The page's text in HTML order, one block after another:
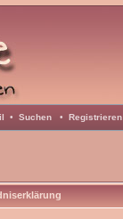
• Suchen • Registrieren